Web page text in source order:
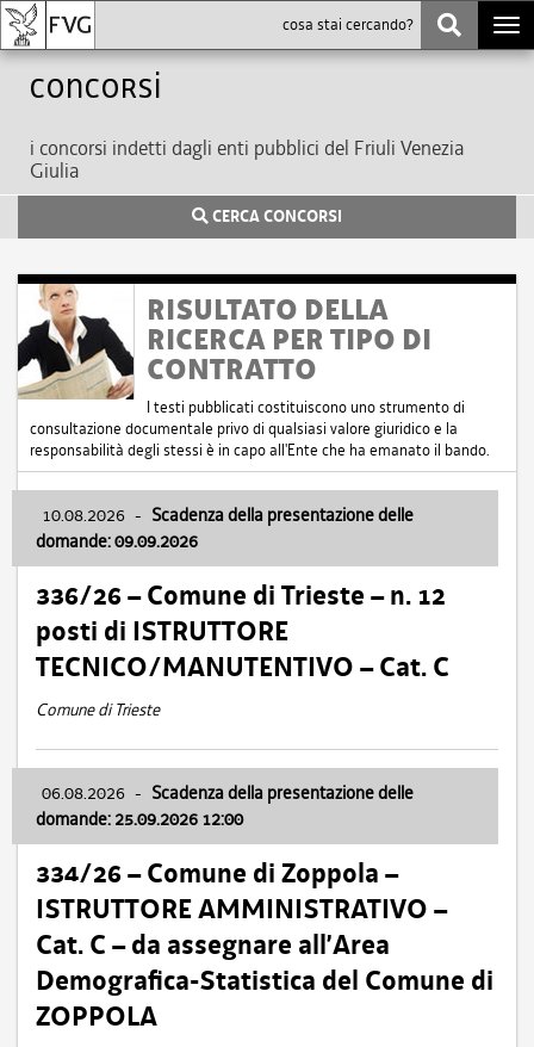
Concorsi
i concorsi indetti dagli enti pubblici del Friuli Venezia
Giulia
CERCA CONCORSI
RISULTATO DELLA
RICERCA PER TIPO DI
CONTRATTO
I testi pubblicati costituiscono uno strumento di
consultazione documentale privo di qualsiasi valore giuridico e la
responsabilità degli stessi è in capo all'Ente che ha emanato il bando.
10.08.2026 - Scadenza della presentazione delle
domande: 09.09.2026
336/26 – Comune di Trieste – n. 12
posti di ISTRUTTORE
TECNICO/MANUTENTIVO – Cat. C
Comune di Trieste
06.08.2026 - Scadenza della presentazione delle
domande: 25.09.2026 12:00
334/26 – Comune di Zoppola –
ISTRUTTORE AMMINISTRATIVO –
Cat. C – da assegnare all’Area
Demografica-Statistica del Comune di
ZOPPOLA